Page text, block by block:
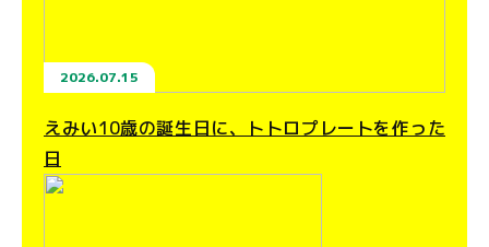
2026.07.15
えみい10歳の誕生日に、トトロプレートを作った
日